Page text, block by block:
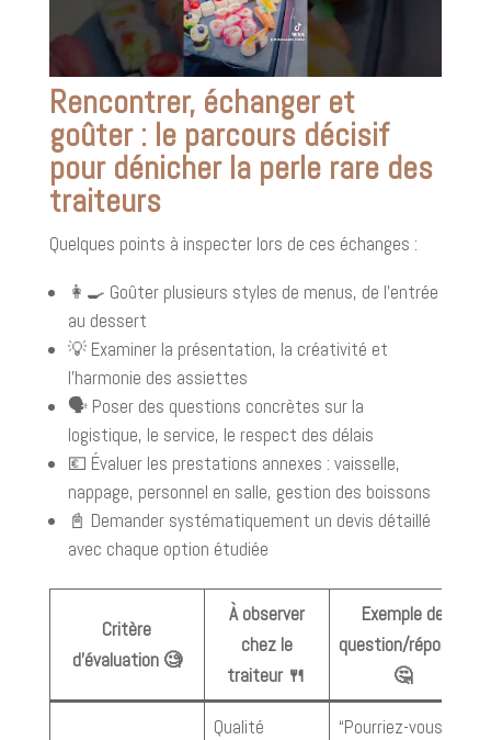
Rencontrer, échanger et
goûter : le parcours décisif
pour dénicher la perle rare des
traiteurs
Quelques points à inspecter lors de ces échanges :
👩‍🍳 Goûter plusieurs styles de menus, de l’entrée
au dessert
💡 Examiner la présentation, la créativité et
l’harmonie des assiettes
🗣 Poser des questions concrètes sur la
logistique, le service, le respect des délais
💶 Évaluer les prestations annexes : vaisselle,
nappage, personnel en salle, gestion des boissons
📓 Demander systématiquement un devis détaillé
avec chaque option étudiée
Critère
d’évaluation 🧐
À observer
chez le
traiteur 🍴
Exemple de
question/réponse
🤔
Qualité
“Pourriez-vous